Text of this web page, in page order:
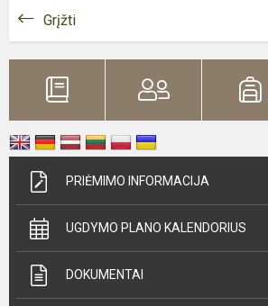
Grįžti
PRIĖMIMO INFORMACIJA
UGDYMO PLANO KALENDORIUS
DOKUMENTAI